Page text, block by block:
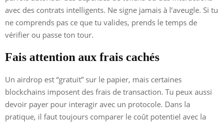
avec des contrats intelligents. Ne signe jamais à l’aveugle. Si tu
ne comprends pas ce que tu valides, prends le temps de
vérifier ou passe ton tour.
Fais attention aux frais cachés
Un airdrop est “gratuit” sur le papier, mais certaines
blockchains imposent des frais de transaction. Tu peux aussi
devoir payer pour interagir avec un protocole. Dans la
pratique, il faut toujours comparer le coût potentiel avec la